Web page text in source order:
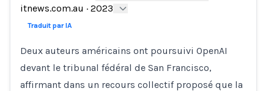
Loading...
itnews.com.au · 2023
Traduit par IA
Deux auteurs américains ont poursuivi OpenAI
devant le tribunal fédéral de San Francisco,
affirmant dans un recours collectif proposé que la